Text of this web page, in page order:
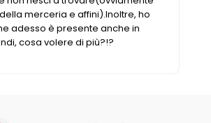
merceria e affini).Inoltre, ho
adesso è presente anche in
cosa volere di più?!?